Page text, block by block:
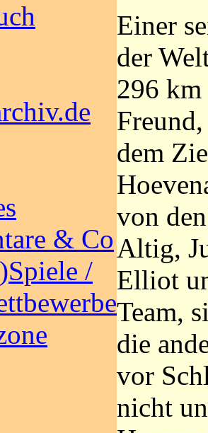
& Co
/
Einer
der
296 km
dem
von
Altig,
Elliot
Team,
die
vor
nicht